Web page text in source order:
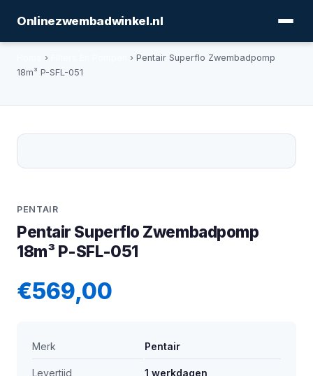
Onlinezwembadwinkel.nl
›
› Pentair Superflo Zwembadpomp
18m³ P-SFL-051
PENTAIR
Pentair Superflo Zwembadpomp
18m³ P-SFL-051
€569,00
Merk Pentair
Levertijd 1 werkdagen